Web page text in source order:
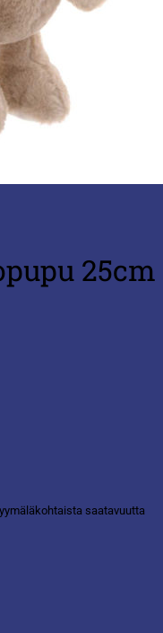
25cm
saatavuutta